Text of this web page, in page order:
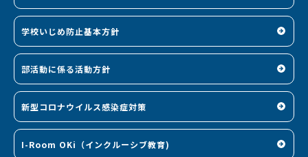
学校いじめ防止基本方針
部活動に係る活動方針
新型コロナウイルス感染症対策
I-Room OKi（インクルーシブ教育)